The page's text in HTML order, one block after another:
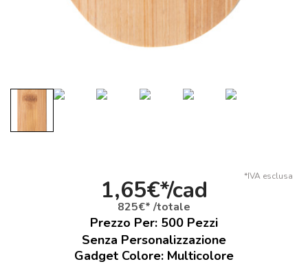
*IVA esclusa
1,65€*/cad
825€* /totale
Prezzo Per: 500 Pezzi
Senza Personalizzazione
Gadget Colore: Multicolore